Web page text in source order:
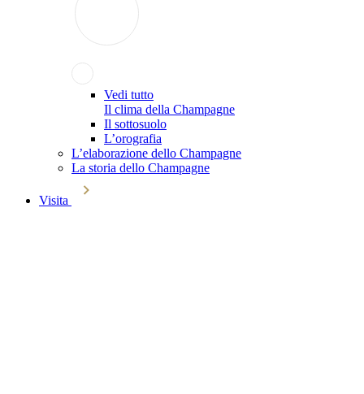
Vedi tutto
Il clima della Champagne
Il sottosuolo
L’orografia
L’elaborazione dello Champagne
La storia dello Champagne
Visita